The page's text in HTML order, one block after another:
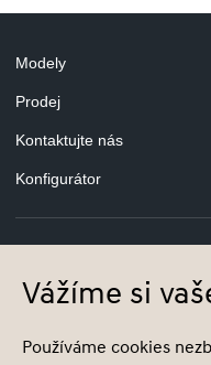
Modely
Prodej
Kontaktujte nás
Konfigurátor
©
Společnost je zapsána v
Vážíme si
Používáme cookies